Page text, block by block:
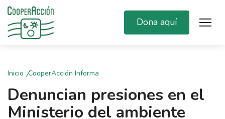
Dona aquí
Inicio CooperAcción Informa
Denuncian presiones en el
Ministerio del ambiente